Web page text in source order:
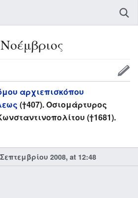
αρχιεπισκόπου
(†407). Οσιομάρτυρος
(†1681).
2008, at 12:48